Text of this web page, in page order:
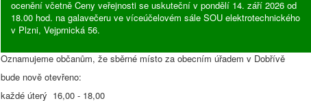
ocenění včetně Ceny veřejnosti se uskuteční v pondělí 14. září 2026 od
18.00 hod. na galavečeru ve víceúčelovém sále SOU elektrotechnického
v Plzni, Vejprnická 56.
Oznamujeme občanům, že sběrné místo za obecním úřadem v Dobřívě
bude nově otevřeno:
každé úterý 16,00 - 18,00